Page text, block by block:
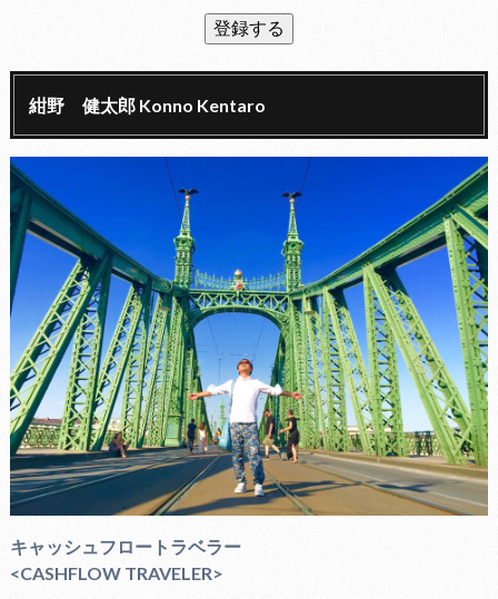
紺野 健太郎 Konno Kentaro
キャッシュフロートラベラー
<CASHFLOW TRAVELER>